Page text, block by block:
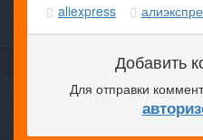
aliexpress
Добавить
Для отправки